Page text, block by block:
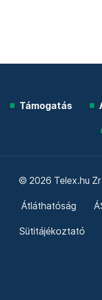
Támogatás
© 2026 Telex.hu
Átláthatóság
Sütitájékoztató